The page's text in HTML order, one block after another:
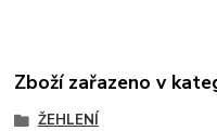
Zboží zařazeno v
ŽEHLENÍ